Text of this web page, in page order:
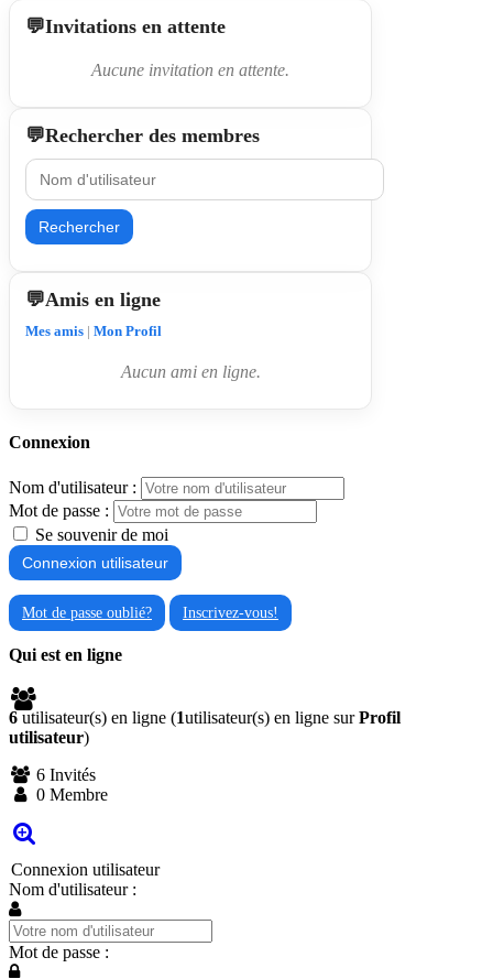
Invitations en attente
Aucune invitation en attente.
Rechercher des membres
Rechercher
Amis en ligne
Mes amis | Mon Profil
Aucun ami en ligne.
Connexion
Nom d'utilisateur :
Mot de passe :
Se souvenir de moi
Mot de passe oublié? Inscrivez-vous!
Qui est en ligne
6 utilisateur(s) en ligne (1utilisateur(s) en ligne surProfil
utilisateur)
6 Invités
0 Membre
Connexion utilisateur
Nom d'utilisateur :
Mot de passe :